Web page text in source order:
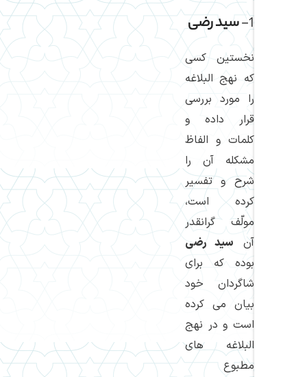
1- سید رضی
نخستین كسی
كه نهج البلاغه
را مورد بررسی
قرار داده و
كلمات و الفاظ
مشكله آن را
شرح و تفسیر
كرده است،
مولّف گرانقدر
آن سید رضی
بوده كه برای
شاگردان خود
بیان می كرده
است و در نهج
البلاغه های
مطبوع